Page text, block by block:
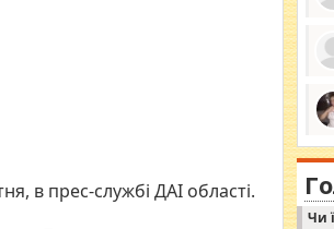
в прес-службі ДАІ області.
за
ми
in
Чи